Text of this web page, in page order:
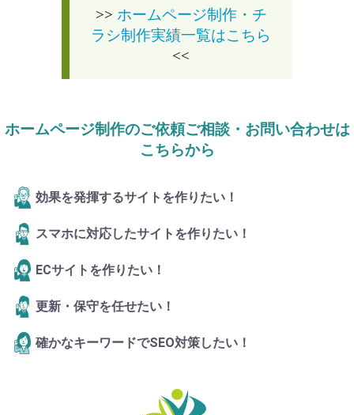
>> ホームページ制作・チ
ラシ制作実績一覧はこちら
<<
ホームページ制作のご依頼ご相談・お問い合わせは
こちらから
効果を発揮するサイトを作りたい！
スマホに対応したサイトを作りたい！
ECサイトを作りたい！
更新・保守を任せたい！
確かなキーワードでSEO対策したい！